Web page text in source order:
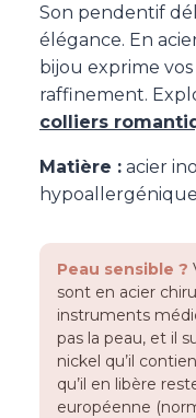
Son pendentif
élégance. En
bijou exprime
raffinement.
colliers
Matière : acier
hypoallergénique
Peau sensible ?
sont en acier
instruments
pas la peau, et il
nickel qu’il
qu’il en libère
européenne